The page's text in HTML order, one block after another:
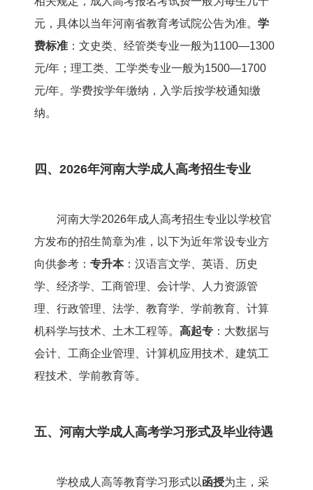
元，具体以当年河南省教育考试院公告为准。 学
费标准 ：文史类、经管类专业一般为1100—1300
元/年；理工类、工学类专业一般为1500—1700
元/年。学费按学年缴纳，入学后按学校通知缴
纳。
四、2026年河南大学成人高考招生专业
河南大学2026年成人高考招生专业以学校官
方发布的招生简章为准，以下为近年常设专业方
向供参考： 专升本：汉语言文学、英语、历史
学、经济学、工商管理、会计学、人力资源管
理、行政管理、法学、教育学、学前教育、计算
机科学与技术、土木工程等。 高起专 ：大数据与
会计、工商企业管理、计算机应用技术、建筑工
程技术、学前教育等。
五、河南大学成人高考学习形式及毕业待遇
学校成人高等教育学习形式以函授为主，采